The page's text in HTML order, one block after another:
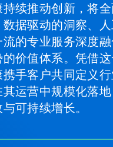
续推动创新，将
数据驱动的洞察、
的专业服务深度
价值体系。凭借
携手客户共同定义
运营中规模化落
可持续增长。